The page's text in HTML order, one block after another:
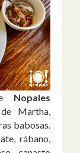
Nopales
Martha,
babosas.
rábano,